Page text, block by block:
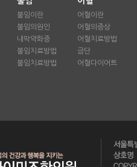
불임이란
불임의원인
내막약화증
불임치료방법
불임치료방법
어혈이란
어혈의증상
어혈치료방법
금단
어혈다이어트